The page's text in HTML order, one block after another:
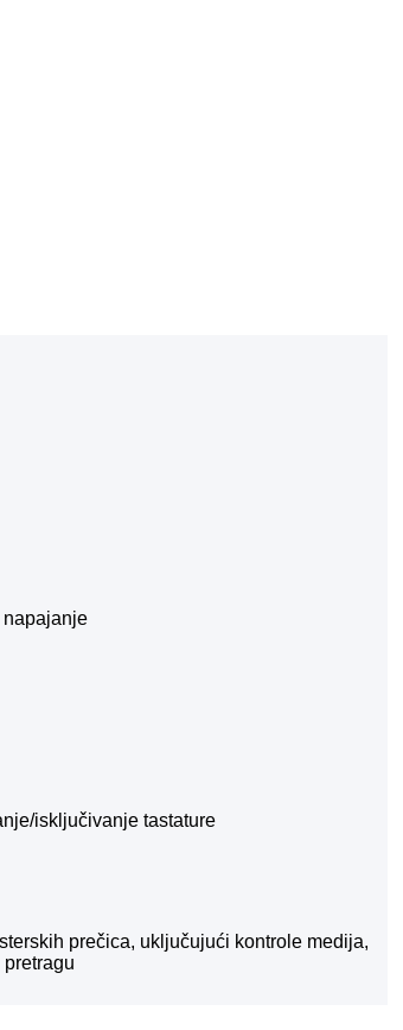
napajanje
isključivanje tastature
prečica, uključujući kontrole medija,